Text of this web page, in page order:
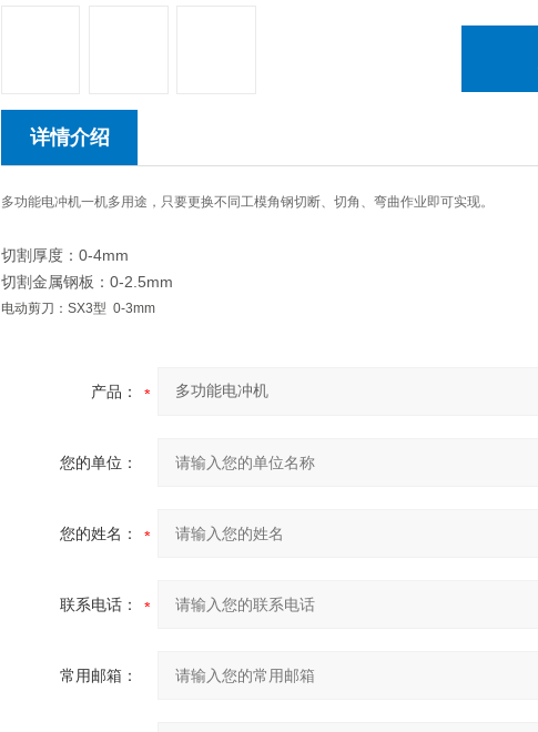
详情介绍
多功能电冲机一机多用途，只要更换不同工模角钢切断、切角、弯曲作业即可实现。
切割厚度：0-4mm
切割金属钢板：0-2.5mm
电动剪刀：SX3型 0-3mm
产品：
您的单位：
您的姓名：
联系电话：
常用邮箱：